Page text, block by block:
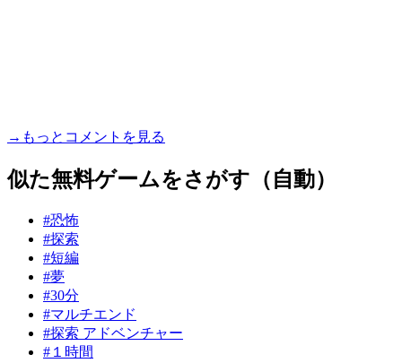
→もっとコメントを見る
似た無料ゲームをさがす（自動）
#恐怖
#探索
#短編
#夢
#30分
#マルチエンド
#探索 アドベンチャー
#１時間